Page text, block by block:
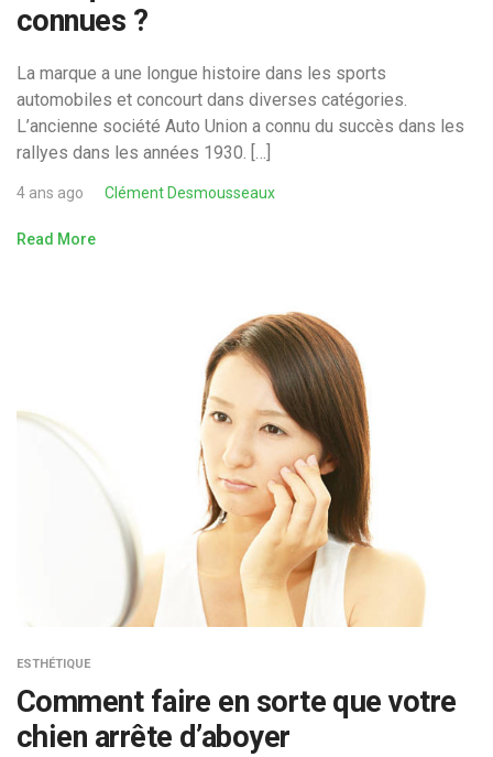
connues ?
La marque a une longue histoire dans les sports
automobiles et concourt dans diverses catégories.
L’ancienne société Auto Union a connu du succès dans les
rallyes dans les années 1930. […]
4 ans ago Clément Desmousseaux
Read More
ESTHÉTIQUE
Comment faire en sorte que votre
chien arrête d’aboyer